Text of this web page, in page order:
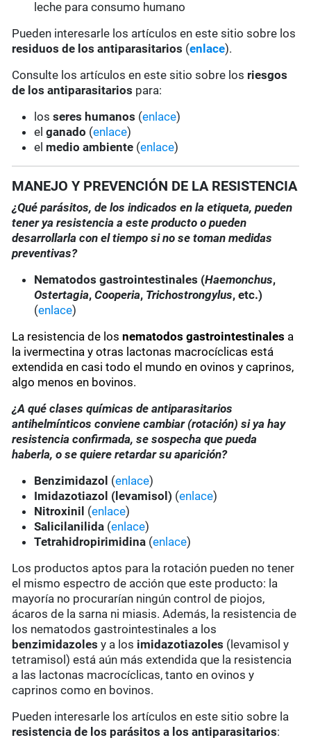
leche para consumo humano
Pueden interesarle los artículos en este sitio sobre los
residuos de los antiparasitarios (enlace).
Consulte los artículos en este sitio sobre los riesgos
de los antiparasitarios para:
losseres humanos (enlace)
elganado (enlace)
el medio ambiente (enlace)
MANEJO Y PREVENCIÓN DE LA RESISTENCIA
¿Qué parásitos, de los indicados en la etiqueta, pueden
tener ya resistencia a este producto o pueden
desarrollarla con el tiempo si no se toman medidas
preventivas?
Nematodos gastrointestinales (Haemonchus,
Ostertagia,Cooperia, Trichostrongylus, etc.)
(enlace)
La resistencia de losnematodos gastrointestinales a
la ivermectina y otras lactonas macrocíclicas está
extendida en casi todo el mundo en ovinos y caprinos,
algo menos en bovinos.
¿A qué clases químicas de antiparasitarios
antihelmínticos conviene cambiar (rotación) si ya hay
resistencia confirmada, se sospecha que pueda
haberla, o se quiere retardar su aparición?
Benzimidazol (enlace)
Imidazotiazol (levamisol) (enlace)
Nitroxinil (enlace)
Salicilanilida (enlace)
Tetrahidropirimidina (enlace)
Los productos aptos para la rotación pueden no tener
el mismo espectro de acción que este producto: la
mayoría no procurarían ningún control de piojos,
ácaros de la sarna ni miasis. Además, la resistencia de
los nematodos gastrointestinales a los
benzimidazoles y a los imidazotiazoles (levamisol y
tetramisol) está aún más extendida que la resistencia
a las lactonas macrocíclicas, tanto en ovinos y
caprinos como en bovinos.
Pueden interesarle los artículos en este sitio sobre la
resistencia de los parásitos a los antiparasitarios: